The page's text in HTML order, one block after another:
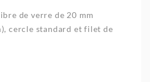
de verre de 20 mm
cercle standard et filet de